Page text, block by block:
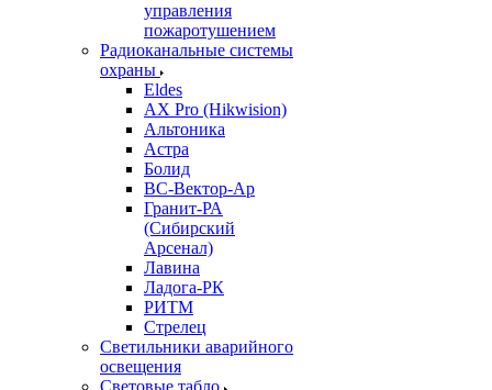
управления
пожаротушением
Радиоканальные системы
охраны
Eldes
AX Pro (Hikwision)
Альтоника
Астра
Болид
ВС-Вектор-Ар
Гранит-РА
(Сибирский
Арсенал)
Лавина
Ладога-РК
РИТМ
Стрелец
Светильники аварийного
освещения
Световые табло